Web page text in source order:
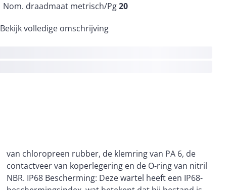
Nom. draadmaat metrisch/Pg20
Bekijk volledige omschrijving